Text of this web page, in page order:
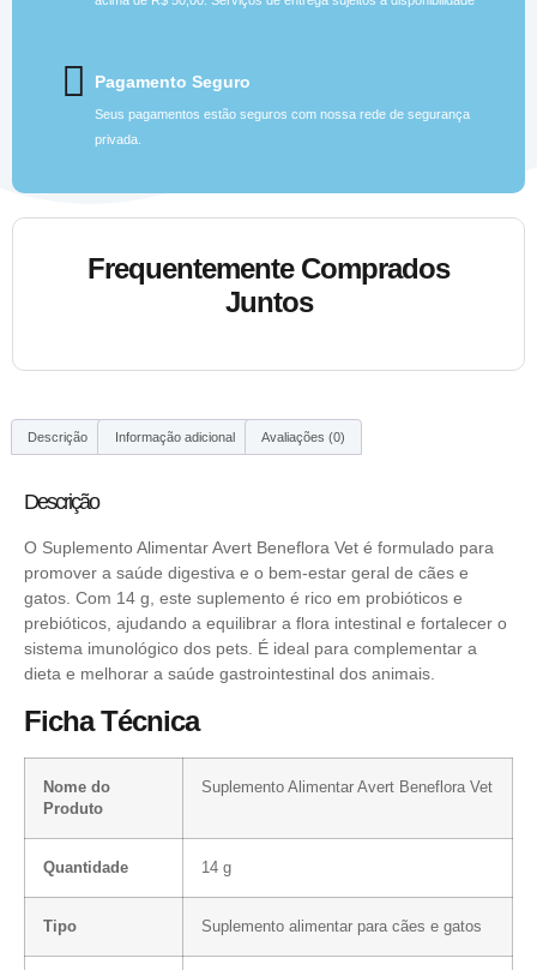
Pagamento Seguro
Seus pagamentos estão seguros com nossa rede de segurança
privada.
Frequentemente Comprados
Juntos
Descrição Informação adicional Avaliações (0)
Descrição
O Suplemento Alimentar Avert Beneflora Vet é formulado para
promover a saúde digestiva e o bem-estar geral de cães e
gatos. Com 14 g, este suplemento é rico em probióticos e
prebióticos, ajudando a equilibrar a flora intestinal e fortalecer o
sistema imunológico dos pets. É ideal para complementar a
dieta e melhorar a saúde gastrointestinal dos animais.
Ficha Técnica
Nome do
Produto
Suplemento Alimentar Avert Beneflora Vet
Quantidade 14 g
Tipo Suplemento alimentar para cães e gatos